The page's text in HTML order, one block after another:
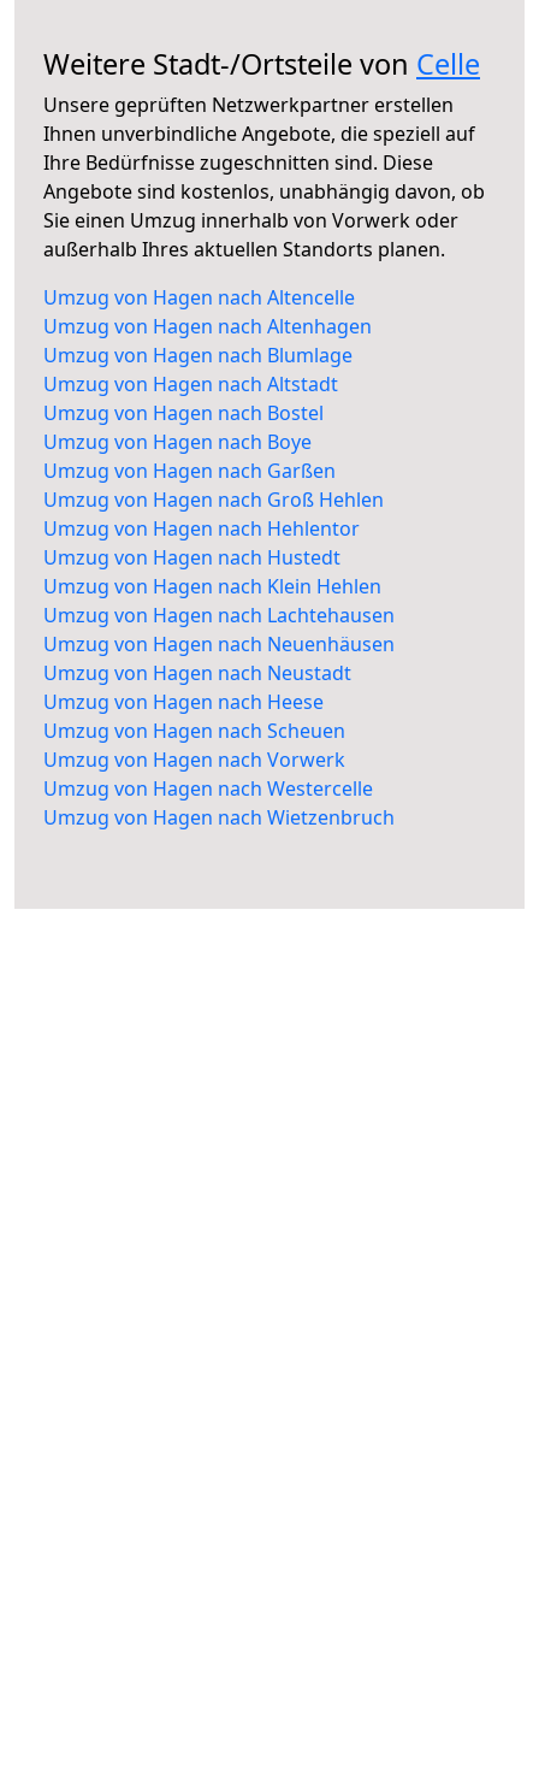
Weitere Stadt-/Ortsteile von Celle
Unsere geprüften Netzwerkpartner erstellen
Ihnen unverbindliche Angebote, die speziell auf
Ihre Bedürfnisse zugeschnitten sind. Diese
Angebote sind kostenlos, unabhängig davon, ob
Sie einen Umzug innerhalb von Vorwerk oder
außerhalb Ihres aktuellen Standorts planen.
Umzug von Hagen nach Altencelle
Umzug von Hagen nach Altenhagen
Umzug von Hagen nach Blumlage
Umzug von Hagen nach Altstadt
Umzug von Hagen nach Bostel
Umzug von Hagen nach Boye
Umzug von Hagen nach Garßen
Umzug von Hagen nach Groß Hehlen
Umzug von Hagen nach Hehlentor
Umzug von Hagen nach Hustedt
Umzug von Hagen nach Klein Hehlen
Umzug von Hagen nach Lachtehausen
Umzug von Hagen nach Neuenhäusen
Umzug von Hagen nach Neustadt
Umzug von Hagen nach Heese
Umzug von Hagen nach Scheuen
Umzug von Hagen nach Vorwerk
Umzug von Hagen nach Westercelle
Umzug von Hagen nach Wietzenbruch